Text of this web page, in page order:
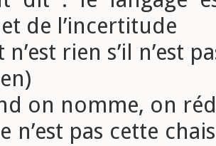
de l’incertitude
rien s’il n’est
on nomme, on
n’est pas cette